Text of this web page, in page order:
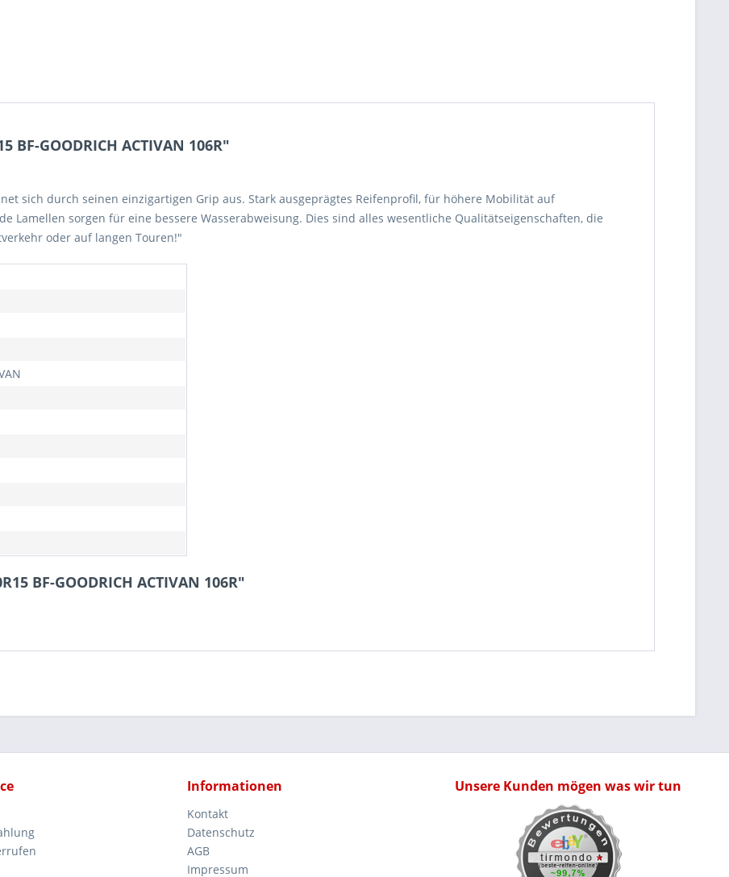
GOODRICH ACTIVAN 106R"
sich durch seinen einzigartigen Grip aus. Stark ausgeprägtes Reifenprofil, für höhere Mobilität auf
Lamellen sorgen für eine bessere Wasserabweisung. Dies sind alles wesentliche Qualitätseigenschaften, die
oder auf langen Touren!"
BF-GOODRICH ACTIVAN 106R"
Informationen
Kontakt
Datenschutz
AGB
Impressum
Unsere Kunden mögen was wir tun